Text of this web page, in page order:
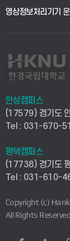
영상정보처리기기
안성캠퍼스
(17579) 경기도
Tel : 031-670-
평택캠퍼스
(17738) 경기도
Tel : 031-610-
Copyright (c)
All Rights